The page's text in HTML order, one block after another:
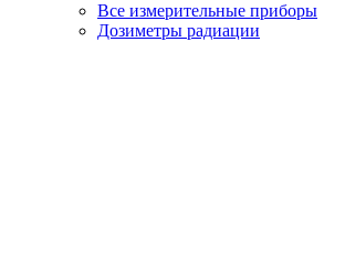
Все измерительные приборы
Дозиметры радиации